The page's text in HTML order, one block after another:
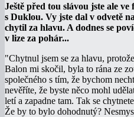
Ještě před tou slávou jste ale
s Duklou. Vy jste dal v odvetě
chytil za hlavu. A dodnes se
v lize za pohár...
"Chytnul jsem se za hlavu,
Balon mi skočil, byla to rána ze
společného s tím, že bychom
nevěříte, že byste něco mohl
letí a zapadne tam. Tak se
Že by to bylo dohodnutý?